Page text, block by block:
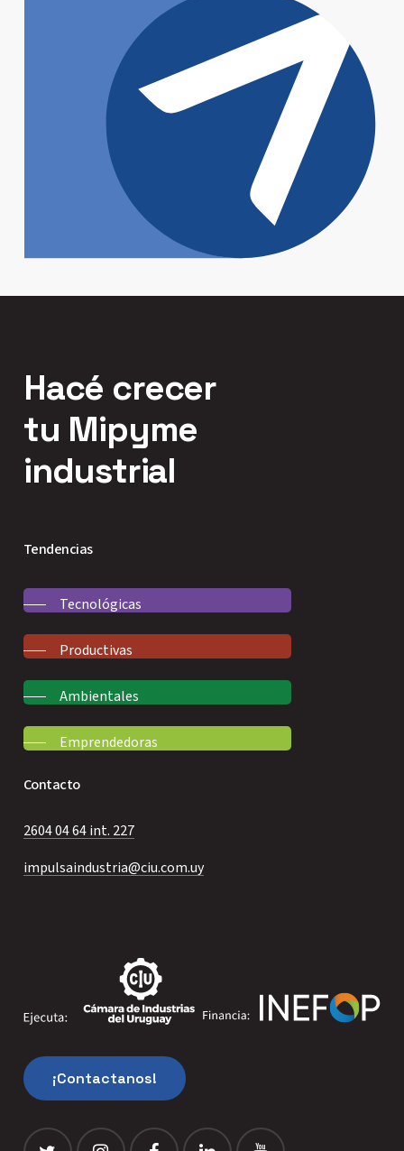
Hacé crecer
tu Mipyme
industrial
Tendencias
Tecnológicas
Productivas
Ambientales
Emprendedoras
Contacto
2604 04 64 int. 227
impulsaindustria@ciu.com.uy
¡Contactanos!